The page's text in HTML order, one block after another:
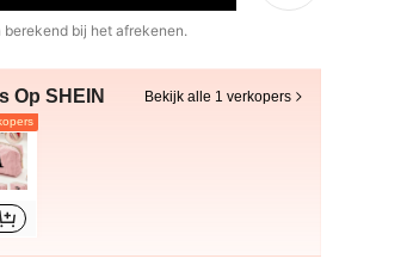
berekend bij het afrekenen.
Op SHEIN Bekijk alle 1 verkopers